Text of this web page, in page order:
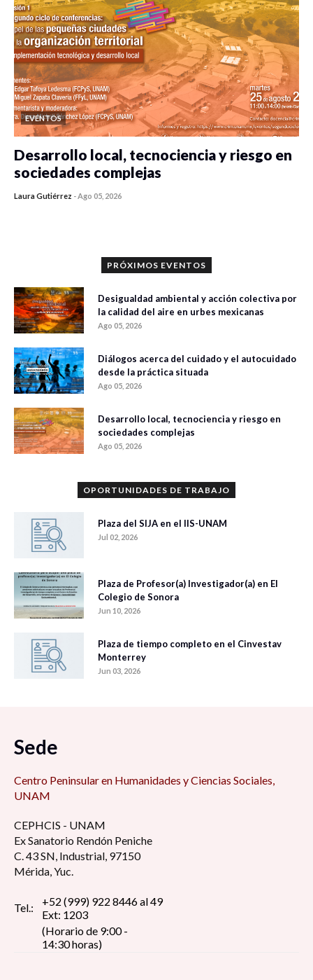
EVENTOS
Desarrollo local, tecnociencia y riesgo en
sociedades complejas
Laura Gutiérrez -Ago 05, 2026
PRÓXIMOS EVENTOS
Desigualdad ambiental y acción colectiva por
la calidad del aire en urbes mexicanas
Ago 05, 2026
Diálogos acerca del cuidado y el autocuidado
desde la práctica situada
Ago 05, 2026
Desarrollo local, tecnociencia y riesgo en
sociedades complejas
Ago 05, 2026
OPORTUNIDADES DE TRABAJO
Plaza del SIJA en el IIS-UNAM
Jul 02, 2026
Plaza de Profesor(a) Investigador(a) en El
Colegio de Sonora
Jun 10, 2026
Plaza de tiempo completo en el Cinvestav
Monterrey
Jun 03, 2026
Sede
Centro Peninsular en Humanidades y Ciencias Sociales,
UNAM
CEPHCIS - UNAM
Ex Sanatorio Rendón Peniche
C. 43 SN, Industrial, 97150
Mérida, Yuc.
Tel.:
+52 (999) 922 8446 al 49
Ext: 1203
(Horario de 9:00 -
14:30 horas)